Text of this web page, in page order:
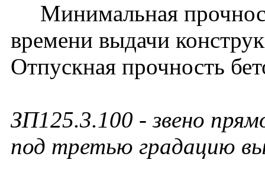
Минимальная
времени выдачи
Отпускная прочность
ЗП125.3.100 - звено
под третью градацию